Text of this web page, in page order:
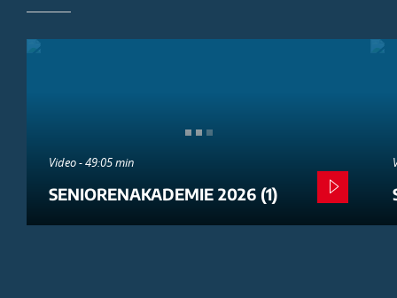
Video - 49:05 min
SENIORENAKADEMIE 2026 (1)